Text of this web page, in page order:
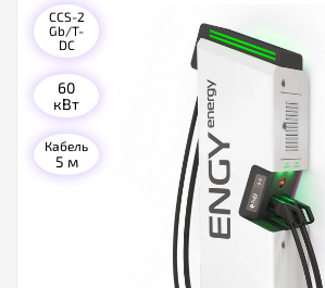
CCS-2
Gb/T-
DC
60
кВт
Кабель
5 м